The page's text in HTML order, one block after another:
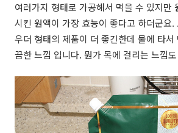
여러가지 형태로 가공해서 먹을 수 있지만
시킨 원액이 가장 효능이 좋다고 하더군요
우더 형태의 제품이 더 좋긴한데 물에 타
끔한 느낌 입니다. 뭔가 목에 걸리는 느낌